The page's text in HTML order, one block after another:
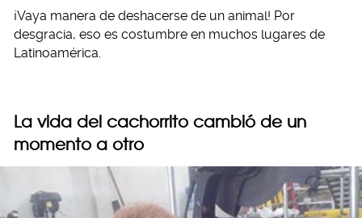
¡Vaya manera de deshacerse de un animal! Por
desgracia, eso es costumbre en muchos lugares de
Latinoamérica.
La vida del cachorrito cambió de un
momento a otro